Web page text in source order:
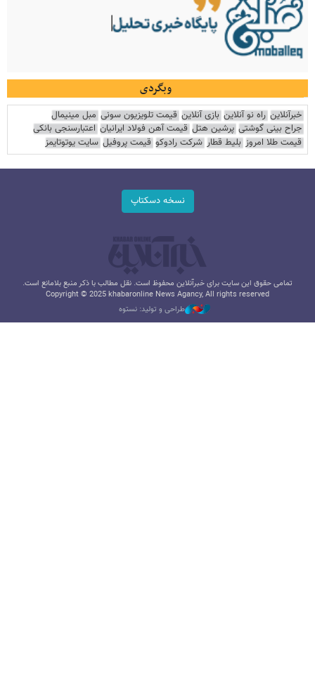
وبگردی
خبرآنلاین راه نو آنلاین بازی آنلاین قیمت تلویزیون سونی مبل مینیمال
جراح بینی گوشتی پرشین هتل قیمت آهن فولاد ایرانیان اعتبارسنجی بانکی
قیمت طلا امروز بلیط قطار شرکت رادوکو قیمت پروفیل سایت یوتوتایمز
نسخه دسکتاپ
تمامی حقوق این سایت برای خبرآنلاین محفوظ است. نقل مطالب با ذکر منبع بلامانع است.
Copyright © 2025 khabaronline News Agancy, All rights reserved
طراحی و تولید: نستوه